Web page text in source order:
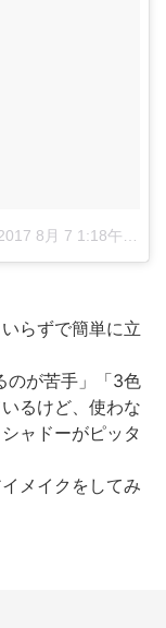
8月 7 1:18午前 PDT
らずで簡単に立
のが苦手」「3色
るけど、使わな
ャドーがピッタ
メイクをしてみ